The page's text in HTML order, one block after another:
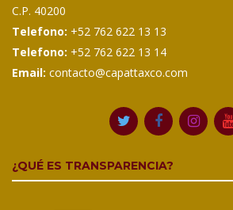
24 23
C.P. 40200
Telefono: +52 762 622 13 13
Telefono: +52 762 622 13 14
Email: contacto@capattaxco.com
¿QUÉ ES TRANSPARENCIA?